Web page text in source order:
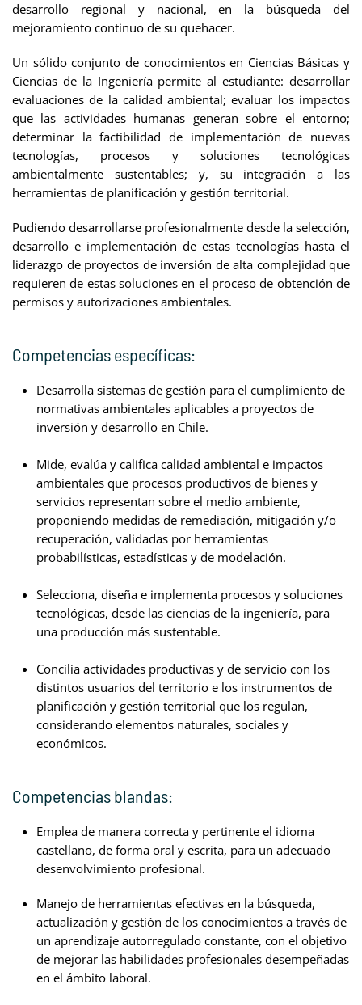
desarrollo regional y nacional, en la búsqueda del
mejoramiento continuo de su quehacer.
Un sólido conjunto de conocimientos en Ciencias Básicas y
Ciencias de la Ingeniería permite al estudiante: desarrollar
evaluaciones de la calidad ambiental; evaluar los impactos
que las actividades humanas generan sobre el entorno;
determinar la factibilidad de implementación de nuevas
tecnologías, procesos y soluciones tecnológicas
ambientalmente sustentables; y, su integración a las
herramientas de planificación y gestión territorial.
Pudiendo desarrollarse profesionalmente desde la selección,
desarrollo e implementación de estas tecnologías hasta el
liderazgo de proyectos de inversión de alta complejidad que
requieren de estas soluciones en el proceso de obtención de
permisos y autorizaciones ambientales.
Competencias específicas:
Desarrolla sistemas de gestión para el cumplimiento de
normativas ambientales aplicables a proyectos de
inversión y desarrollo en Chile.
Mide, evalúa y califica calidad ambiental e impactos
ambientales que procesos productivos de bienes y
servicios representan sobre el medio ambiente,
proponiendo medidas de remediación, mitigación y/o
recuperación, validadas por herramientas
probabilísticas, estadísticas y de modelación.
Selecciona, diseña e implementa procesos y soluciones
tecnológicas, desde las ciencias de la ingeniería, para
una producción más sustentable.
Concilia actividades productivas y de servicio con los
distintos usuarios del territorio e los instrumentos de
planificación y gestión territorial que los regulan,
considerando elementos naturales, sociales y
económicos.
Competencias blandas:
Emplea de manera correcta y pertinente el idioma
castellano, de forma oral y escrita, para un adecuado
desenvolvimiento profesional.
Manejo de herramientas efectivas en la búsqueda,
actualización y gestión de los conocimientos a través de
un aprendizaje autorregulado constante, con el objetivo
de mejorar las habilidades profesionales desempeñadas
en el ámbito laboral.